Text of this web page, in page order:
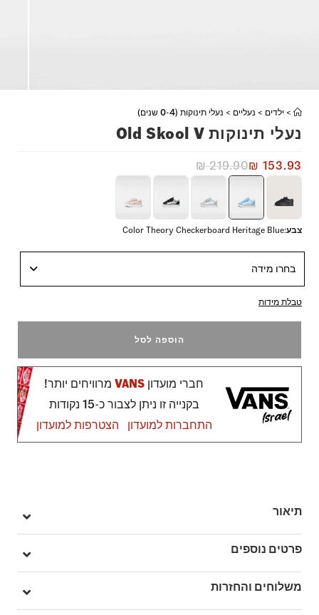
> ילדים > נעליים > נעלי תינוקות (0-4 שנים)
נעלי תינוקות Old Skool V
₪219.90₪ 153.93
צבע:
Color Theory Checkerboard Heritage Blue
בחרו מידה
טבלת מידות
הוספה לסל
חברי מועדון VANSמרוויחים יותר!
בקנייה זו ניתן לצבור כ-15 נקודות
התחברות למועדון
הצטרפות למועדון
תיאור
ה-Toddlers Old Skool V נותנות טוויסט לנעל האייקונית עם פס הצד
של Vans, ומחליפות את השרוכים הקלאסיים בשתי רצועות סקוץ'
לנעילה קלה ובטוחה.
הגזרה הנמוכה שומרת על הסטייל המוכר, תוך שהיא מבטיחה נוחות
פרטים נוספים
מק"ט: V009RCE2W
משלוחים והחזרות